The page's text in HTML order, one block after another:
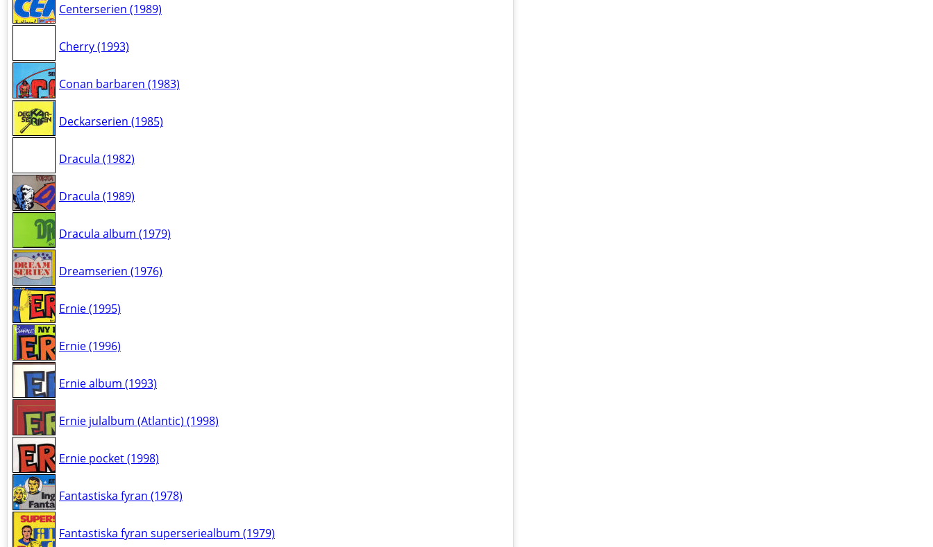
Centerserien (1989)
Cherry (1993)
Conan barbaren (1983)
Deckarserien (1985)
Dracula (1982)
Dracula (1989)
Dracula album (1979)
Dreamserien (1976)
Ernie (1995)
Ernie (1996)
Ernie album (1993)
Ernie julalbum (Atlantic) (1998)
Ernie pocket (1998)
Fantastiska fyran (1978)
Fantastiska fyran superseriealbum (1979)